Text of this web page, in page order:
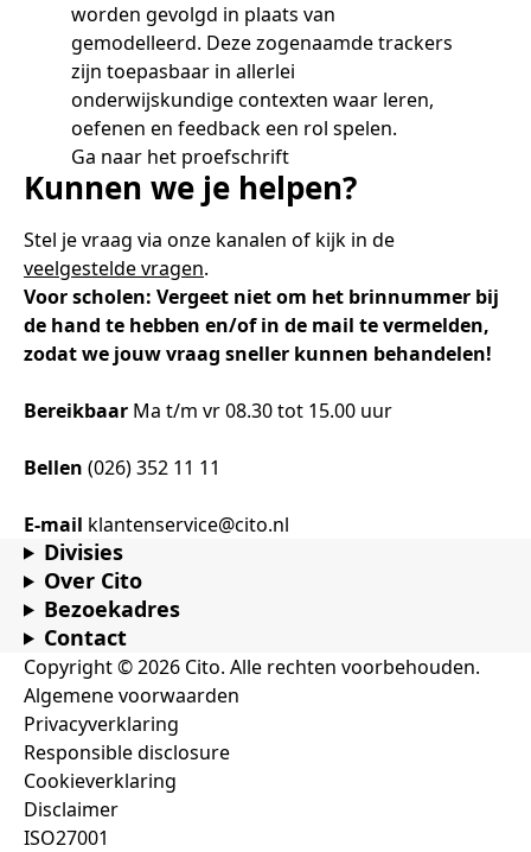
Snel naar
Bestellen
Jaarkalender
Samen bouwen voor het vo
Nieuwsbrief Kijk- en luistertoetsen
Snel naar
Ondersteuning
Reken- en taalontwikkeling
Op de hoogte blijven
Training Toetsdeskundige
Training Examencommissie
Aanmelden nieuwsbrief ho
Snel naar
Academische Woordenschattoets
Onze opdrachtgevers
Alfabetisering
Snel naar
Alfa-toetsen Volwassenenonderwijs
Alfa-toetsen ISK
Snel naar
Meer (beroeps)examens
Vakmanschap Warmtepomp
Vakmanschap Zonnestroom
NLQF kwalificatie
Zorg & welzijn
Nienke Elijzen
Kim Hendriks-Cornelissen
Saila Kiriwenno-Dovermann
Peter van den Berg
Promotieonderzoek
Snel naar
Themadossier basisvaardigheden
Een toets beoordelen
De leeropbrengst van toetsen
Kennisbank Stichting Cito
Toetstechnische begrippenlijst
Werken bij
Docenten gezocht
Zzp-trainers gezocht
Stageopdrachten
Collega's aan het woord
worden gevolgd in plaats van
gemodelleerd. Deze zogenaamde trackers
zijn toepasbaar in allerlei
onderwijskundige contexten waar leren,
oefenen en feedback een rol spelen.
Ga naar het proefschrift
Kunnen we je helpen?
Stel je vraag via onze kanalen of kijk in de
veelgestelde vragen.
Voor scholen: Vergeet niet om het brinnummer bij
de hand te hebben en/of in de mail te vermelden,
zodat we jouw vraag sneller kunnen behandelen!
Bereikbaar Ma t/m vr 08.30 tot 15.00 uur
Bellen (026) 352 11 11
E-mail klantenservice@cito.nl
Divisies
Over Cito
Bezoekadres
Contact
Copyright © 2026 Cito. Alle rechten voorbehouden.
Algemene voorwaarden
Privacyverklaring
Responsible disclosure
Cookieverklaring
Disclaimer
ISO27001